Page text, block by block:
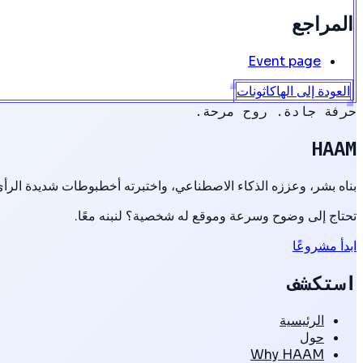
المراجع
Event page
العودة إلى الهاكاثونات
حرفة جادة. روح مرحة.
HAAM
بناه بشر، وعززه الذكاء الاصطناعي، واختبرته أخطبوطات شديدة
تحتاج إلى وضوح وسرعة وموقع له شخصية؟ لنبنه معًا.
ابدأ مشروعًا
استكشف
الرئيسية
حول
Why HAAM